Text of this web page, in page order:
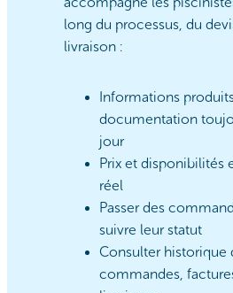
long du processus, du
livraison :
Informations
documentation
jour
Prix et disponibilités
réel
Passer des
suivre leur statut
Consulter historique
commandes,